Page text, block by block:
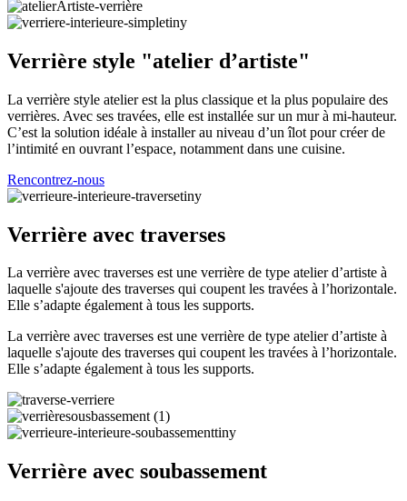
Verrière style "atelier d’artiste"
La verrière style atelier est la plus classique et la plus populaire des
verrières. Avec ses travées, elle est installée sur un mur à mi-hauteur.
C’est la solution idéale à installer au niveau d’un îlot pour créer de
l’intimité en ouvrant l’espace, notamment dans une cuisine.
Rencontrez-nous
Verrière avec traverses
La verrière avec traverses est une verrière de type atelier d’artiste à
laquelle s'ajoute des traverses qui coupent les travées à l’horizontale.
Elle s’adapte également à tous les supports.
La verrière avec traverses est une verrière de type atelier d’artiste à
laquelle s'ajoute des traverses qui coupent les travées à l’horizontale.
Elle s’adapte également à tous les supports.
Verrière avec soubassement